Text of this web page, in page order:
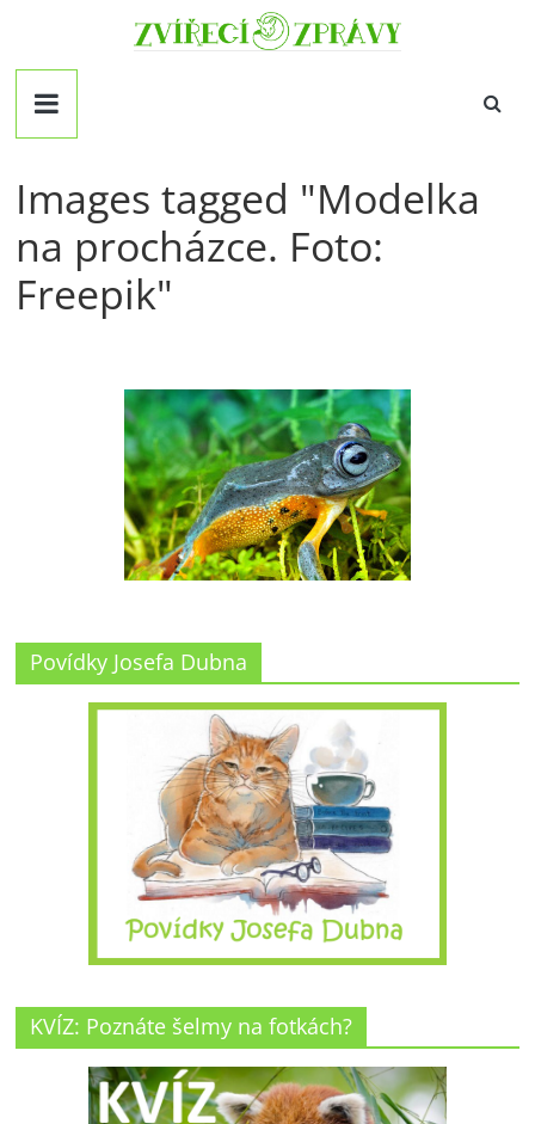
obsahZvirecizpravy.cz
pro
všechny
zvířat
Images tagged "Modelka
na procházce. Foto:
Freepik"
Povídky Josefa Dubna
KVÍZ: Poznáte šelmy na fotkách?